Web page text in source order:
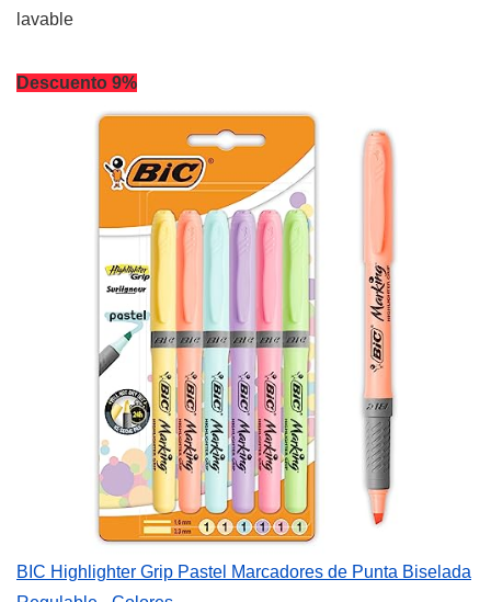
lavable
Descuento 9%
BIC Highlighter Grip Pastel Marcadores de Punta Biselada